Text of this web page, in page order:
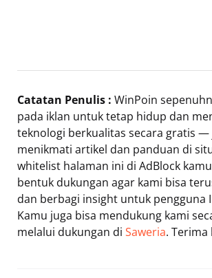
Catatan Penulis : WinPoin
pada iklan untuk tetap hidup dan
teknologi berkualitas secara gratis —
menikmati artikel dan panduan di
whitelist halaman ini di AdBlock
bentuk dukungan agar kami bisa
dan berbagi insight untuk pengguna
Kamu juga bisa mendukung kami
melalui dukungan di Saweria. Terima